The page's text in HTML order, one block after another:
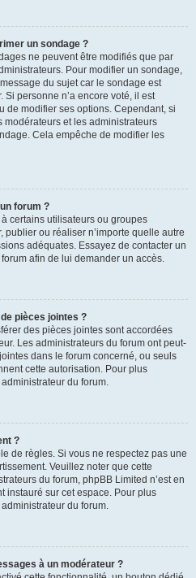
un sondage ?
ne peuvent être modifiés que par
Pour modifier un sondage,
du sujet car le sondage est
personne n’a encore voté, il est
de modifier ses options. Cependant, si
modérateurs et les administrateurs
Cela empêche de modifier les
forum ?
certains utilisateurs ou groupes
publier ou réaliser n’importe quelle autre
adéquates. Essayez de contacter un
afin de lui demander un accès.
pièces jointes ?
des pièces jointes sont accordées
Les administrateurs du forum ont peut-
dans le forum concerné, ou seuls
cette autorisation. Pour plus
du forum.
?
de règles. Si vous ne respectez pas une
Veuillez noter que cette
du forum, phpBB Limited n’est en
instauré sur cet espace. Pour plus
du forum.
à un modérateur ?